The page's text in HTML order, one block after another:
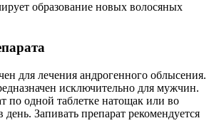
образование новых волосяных
для лечения андрогенного облысения.
исключительно для мужчин.
по одной таблетке натощак или во
Запивать препарат рекомендуется